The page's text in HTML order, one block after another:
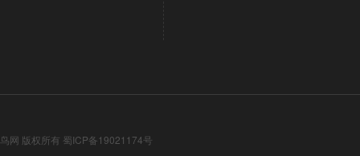
网 版权所有 蜀ICP备19021174号